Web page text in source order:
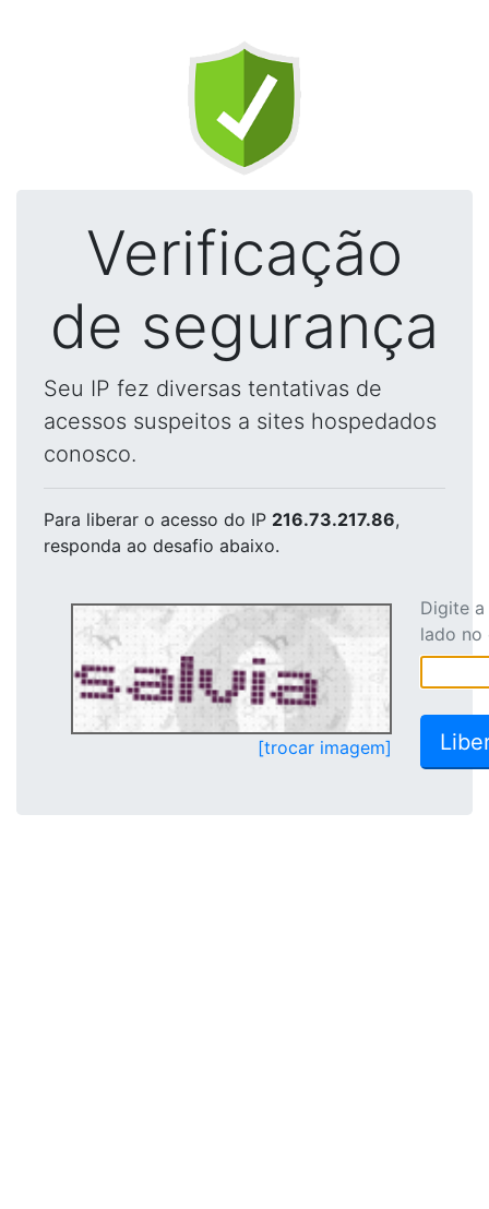
Verificação
de segurança
Seu IP fez diversas tentativas de
acessos suspeitos a sites hospedados
conosco.
Para liberar o acesso do IP 216.73.217.86,
responda ao desafio abaixo.
[trocar imagem]
Digite
lado no